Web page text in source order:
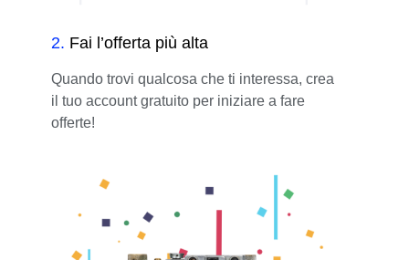
2. Fai l’offerta più alta
Quando trovi qualcosa che ti interessa, crea
il tuo account gratuito per iniziare a fare
offerte!